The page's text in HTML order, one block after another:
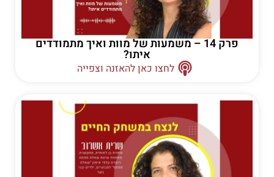
פרק 14 – משמעות של מוות ואיך מתמודדים
איתו?
לחצו כאן להאזנה וצפייה